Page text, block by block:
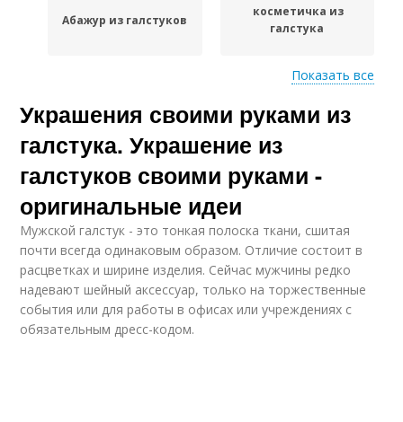
Абажур из галстуков
косметичка из
галстука
пояс из галстуков Шарф из галстуков
Зажим для галстука
Колье из мужского
Мужской галстук
Галстук в женский
аксессуар
Показать все
Украшения своими руками из
галстука. Украшение из
галстуков своими руками -
оригинальные идеи
Мужской галстук - это тонкая полоска ткани, сшитая
почти всегда одинаковым образом. Отличие состоит в
расцветках и ширине изделия. Сейчас мужчины редко
надевают шейный аксессуар, только на торжественные
события или для работы в офисах или учреждениях с
обязательным дресс-кодом.